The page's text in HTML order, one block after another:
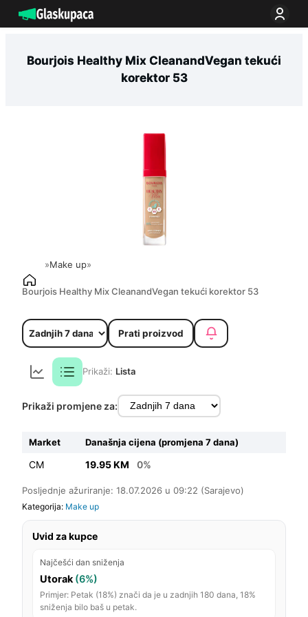
na
Bourjois Healthy Mix CleanandVegan tekući
korektor 53
»Make up»
Bourjois Healthy Mix CleanandVegan tekući korektor 53
Prati proizvod
Prikaži: Lista
Prikaži promjene za:
Market Današnja cijena (promjena 7 dana)
CM 19.95 KM 0%
Posljednje ažuriranje: 18.07.2026 u 09:22 (Sarajevo)
Kategorija: Make up
Uvid za kupce
Najčešći dan sniženja
Utorak (6%)
Primjer: Petak (18%) znači da je u zadnjih 180 dana, 18%
sniženja bilo baš u petak.